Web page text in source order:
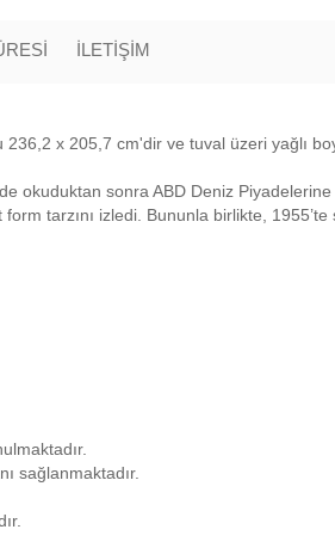
İLETİŞİM
x 205,7 cm'dir ve tuval üzeri yağlı
okuduktan sonra ABD Deniz Piyadelerine
tarzını izledi. Bununla birlikte, 1955’te
sağlanmaktadır.